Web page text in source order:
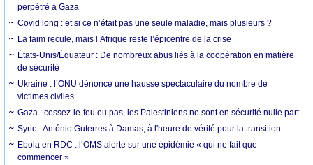
perpétré à Gaza
Covid long : et si ce n’était pas une seule maladie, mais plusieurs ?
La faim recule, mais l’Afrique reste l’épicentre de la crise
États-Unis/Équateur : De nombreux abus liés à la coopération en matière
de sécurité
Ukraine : l’ONU dénonce une hausse spectaculaire du nombre de
victimes civiles
Gaza : cessez-le-feu ou pas, les Palestiniens ne sont en sécurité nulle part
Syrie : António Guterres à Damas, à l'heure de vérité pour la transition
Ebola en RDC : l’OMS alerte sur une épidémie « qui ne fait que
commencer »